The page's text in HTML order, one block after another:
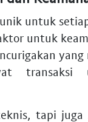
untuk
untuk
tapi